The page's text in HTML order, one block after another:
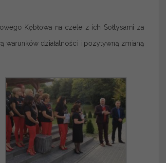
Kębłowa na czele z ich Sołtysami za
warunków działalności i pozytywną zmianą